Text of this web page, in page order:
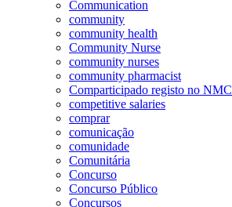
Communication
community
community health
Community Nurse
community nurses
community pharmacist
Comparticipado registo no NMC
competitive salaries
comprar
comunicação
comunidade
Comunitária
Concurso
Concurso Público
Concursos